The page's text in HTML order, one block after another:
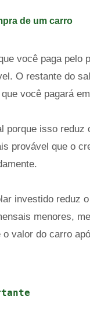
de um carro
você paga
O restante do
você pagará
porque isso
provável que o
investido reduz
menores,
valor do carro